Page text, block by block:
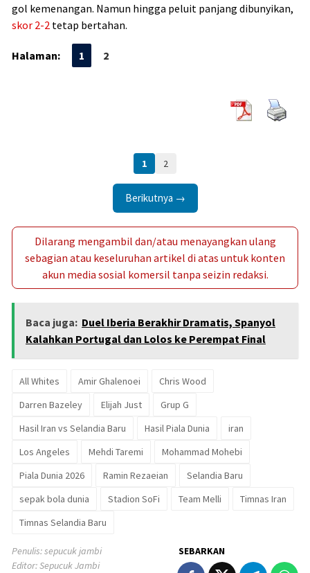
gol kemenangan. Namun hingga peluit panjang dibunyikan,
skor 2-2 tetap bertahan.
Halaman: 1 2
1 2
Berikutnya →
Dilarang mengambil dan/atau menayangkan ulang
sebagian atau keseluruhan artikel di atas untuk konten
akun media sosial komersil tanpa seizin redaksi.
Baca juga: Duel Iberia Berakhir Dramatis, Spanyol
Kalahkan Portugal dan Lolos ke Perempat Final
All Whites Amir Ghalenoei
Chris Wood
Darren Bazeley
Elijah Just
Grup G
Hasil Iran vs Selandia Baru
Hasil Piala Dunia
iran
Los Angeles
Mehdi Taremi
Mohammad Mohebi
Piala Dunia 2026
Ramin Rezaeian
Selandia Baru
sepak bola dunia
Stadion SoFi Team Melli
Timnas Iran
Timnas Selandia Baru
Penulis: sepucuk jambi
Editor: Sepucuk Jambi
SEBARKAN